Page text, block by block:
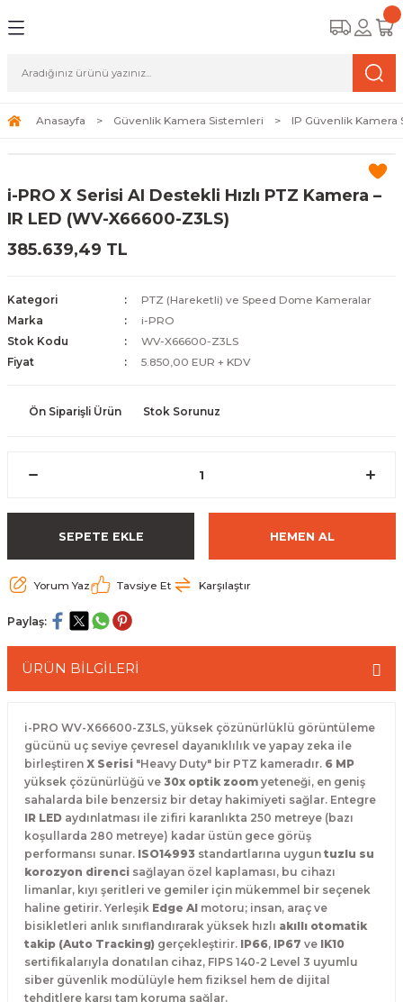
Sistemleri
Sistemleri (Network Kameraları)
ve Depolama Çözümleri
ve Bağlantı Kabloları
Kamera Lisansları
Güvenlik
Duvarı) Cihazları
Ağ Yönlendiricileri
Fi) ve Access Point Ürünleri
Antivirüs Yazılımları
ve Depolama Ürünleri
SSD
Kurtarma
Merkezi Altyapısı
Anasayfa Güvenlik Kamera Sistemleri IP Güvenlik Kamera
i-PRO X Serisi AI Destekli Hızlı PTZ Kamera –
IR LED (WV-X66600-Z3LS)
385.639,49 TL
Kategori
PTZ (Hareketli) ve Speed Dome Kameralar
Marka
i-PRO
Stok Kodu
WV-X66600-Z3LS
Fiyat
5.850,00 EUR + KDV
Ön Siparişli Ürün Stok Sorunuz
SEPETE EKLE HEMEN AL
Yorum Yaz Tavsiye Et Karşılaştır
Paylaş:
ÜRÜN BİLGİLERİ
i-PRO WV-X66600-Z3LS, yüksek çözünürlüklü görüntüleme
gücünü uç seviye çevresel dayanıklılık ve yapay zeka ile
birleştiren X Serisi "Heavy Duty" bir PTZ kameradır. 6 MP
yüksek çözünürlüğü ve 30x optik zoom yeteneği, en geniş
sahalarda bile benzersiz bir detay hakimiyeti sağlar. Entegre
IR LED aydınlatması ile zifiri karanlıkta 250 metreye (bazı
koşullarda 280 metreye) kadar üstün gece görüş
performansı sunar. ISO14993 standartlarına uygun tuzlu su
korozyon direnci sağlayan özel kaplaması, bu cihazı
limanlar, kıyı şeritleri ve gemiler için mükemmel bir seçenek
haline getirir. Yerleşik Edge AI motoru; insan, araç ve
bisikletleri anlık sınıflandırarak yüksek hızlı akıllı otomatik
takip (Auto Tracking) gerçekleştirir. IP66, IP67 ve IK10
sertifikalarıyla donatılan cihaz, FIPS 140-2 Level 3 uyumlu
siber güvenlik modülüyle hem fiziksel hem de dijital
tehditlere karşı tam koruma sağlar.